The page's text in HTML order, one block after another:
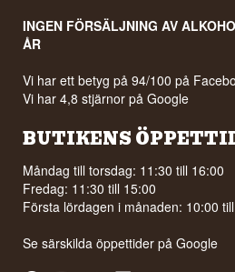
INGEN FÖRSÄLJNING AV
ÅR
Vi har ett betyg på 94/100 på
Vi har 4,8 stjärnor på Google
BUTIKENS
Måndag till torsdag: 11:30 till 16:00
Fredag: 11:30 till 15:00
Första lördagen i månaden: 10:00
Se särskilda öppettider påGoogle